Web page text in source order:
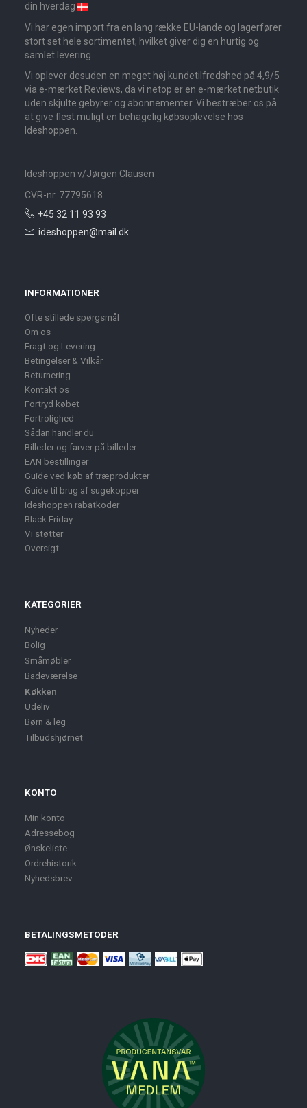
din hverdag
Vi har egen import fra en lang række EU-lande og lagerfører
stort set hele sortimentet, hvilket giver dig en hurtig og
samlet levering.
Vi oplever desuden en meget høj kundetilfredshed på 4,9/5
via e-mærket Reviews, da vi netop er en e-mærket netbutik
uden skjulte gebyrer og abonnementer. Vi bestræber os på
at give flest muligt en behagelig købsoplevelse hos
Ideshoppen.
Ideshoppen v/Jørgen Clausen
CVR-nr. 77795618
+45 32 11 93 93
ideshoppen@mail.dk
INFORMATIONER
Ofte stillede spørgsmål
Om os
Fragt og Levering
Betingelser & Vilkår
Returnering
Kontakt os
Fortryd købet
Fortrolighed
Sådan handler du
Billeder og farver på billeder
EAN bestillinger
Guide ved køb af træprodukter
Guide til brug af sugekopper
Ideshoppen rabatkoder
Black Friday
Vi støtter
Oversigt
KATEGORIER
Nyheder
Bolig
Småmøbler
Badeværelse
Køkken
Udeliv
Børn & leg
Tilbudshjørnet
KONTO
Min konto
Adressebog
Ønskeliste
Ordrehistorik
Nyhedsbrev
BETALINGSMETODER